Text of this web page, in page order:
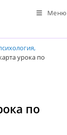
Меню
урока по
по